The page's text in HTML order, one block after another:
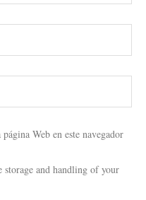
Web en este navegador
and handling of your